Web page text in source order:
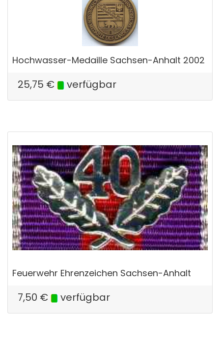
Hochwasser-Medaille Sachsen-Anhalt 2002
25,75 € verfügbar
Feuerwehr Ehrenzeichen Sachsen-Anhalt
7,50 € verfügbar